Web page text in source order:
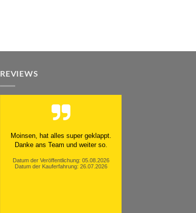
REVIEWS
Moinsen, hat alles super geklappt.
Danke ans Team und weiter so.
Datum der Veröffentlichung: 05.08.2026
Datum der Kauferfahrung: 26.07.2026